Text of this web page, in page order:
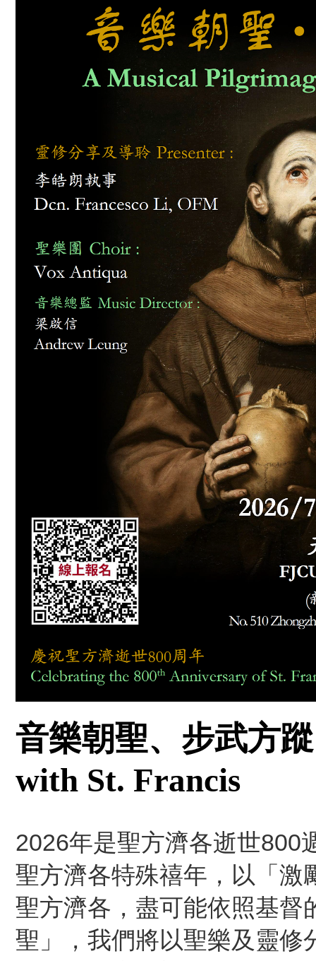
音樂朝聖、步武方
with St. Francis
2026年是聖方濟各逝世800
聖方濟各特殊禧年，以「激
聖方濟各，盡可能依照基督
聖」，我們將以聖樂及靈修